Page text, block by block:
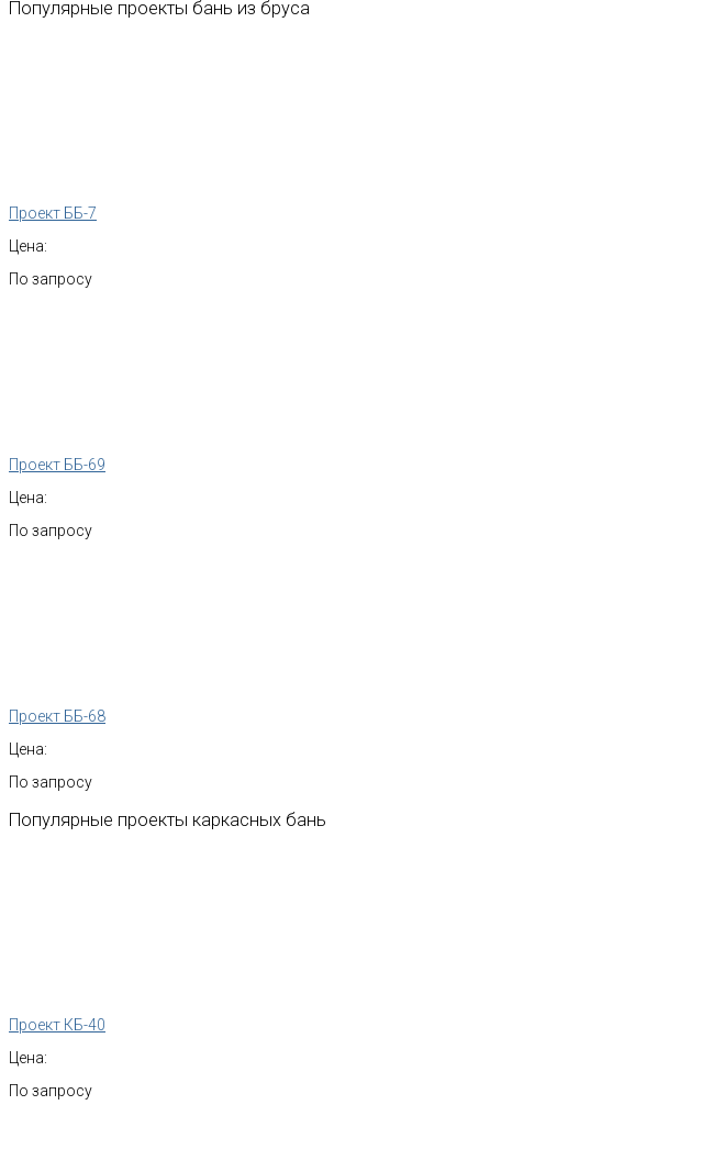
Популярные проекты бань из бруса
Проект ББ-7
Цена:
По запросу
Проект ББ-69
Цена:
По запросу
Проект ББ-68
Цена:
По запросу
Популярные проекты каркасных бань
Проект КБ-40
Цена:
По запросу